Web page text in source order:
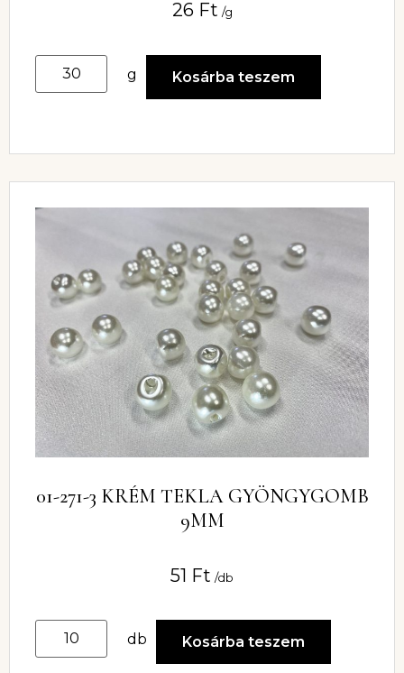
26 Ft /g
g Kosárba teszem
01-271-3 KRÉM TEKLA GYÖNGYGOMB
9MM
51 Ft /db
db Kosárba teszem